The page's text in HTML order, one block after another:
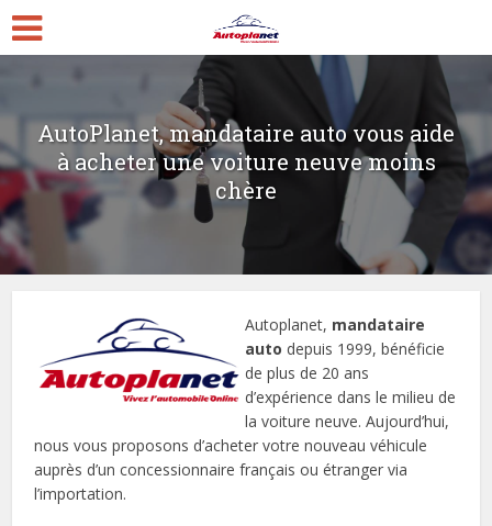
AutoPlanet, mandataire auto vous aide
à acheter une voiture neuve moins
chère
Autoplanet, mandataire
auto depuis 1999, bénéficie
de plus de 20 ans
d’expérience dans le milieu de
la voiture neuve. Aujourd’hui,
nous vous proposons d’acheter votre nouveau véhicule
auprès d’un concessionnaire français ou étranger via
l’importation.